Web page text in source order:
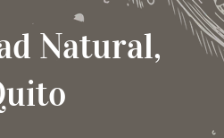
Natural,